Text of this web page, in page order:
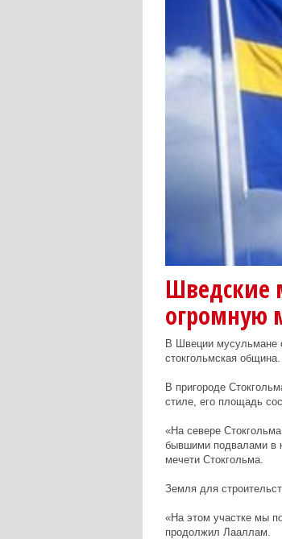
Шведские
огромную
В Швеции мусульмане
стокгольмская община.
В пригороде
стиле, его площадь
«На севере
бывшими подвалами в
мечети Стокгольма.
Земля для
«На этом участке мы
продолжил Лааллам.